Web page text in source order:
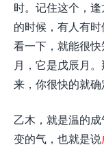
时。记住这个，
的时候，有人有
看一下，就能很
月，它是戊辰月
来，你很快的就确
乙木，就是温的
变的气，也就是说